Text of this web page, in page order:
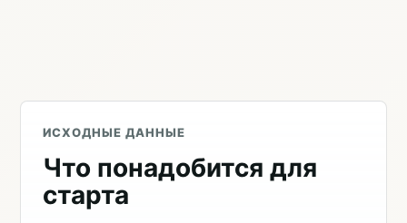
ИСХОДНЫЕ ДАННЫЕ
Что понадобится для
старта